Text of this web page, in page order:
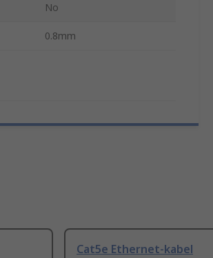
No
0.8mm
Cat5e Ethernet-kabel